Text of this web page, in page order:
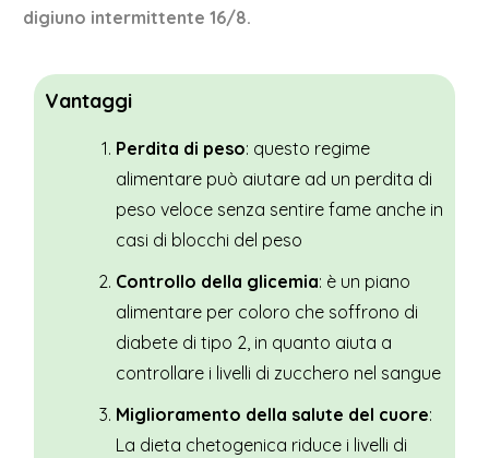
digiuno intermittente 16/8.
Vantaggi
Perdita di peso: questo regime
alimentare può aiutare ad un perdita di
peso veloce senza sentire fame anche in
casi di blocchi del peso
Controllo della glicemia: è un piano
alimentare per coloro che soffrono di
diabete di tipo 2, in quanto aiuta a
controllare i livelli di zucchero nel sangue
Miglioramento della salute del cuore:
La dieta chetogenica riduce i livelli di